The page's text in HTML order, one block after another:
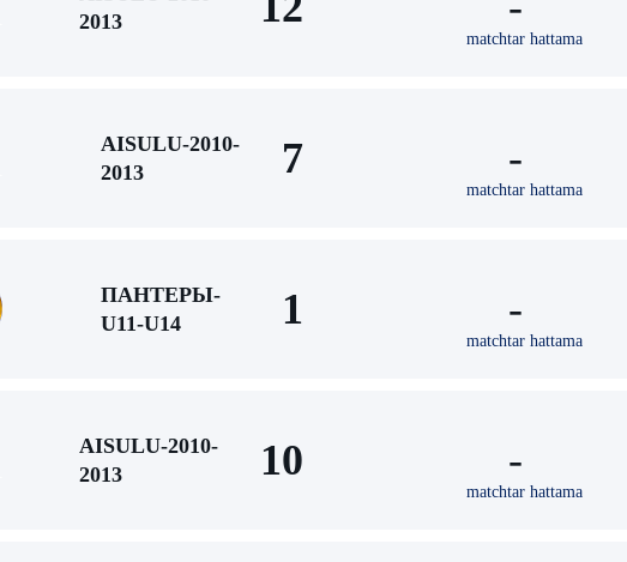
2013
matchtar hattama
AISULU-2010-
2013
7 -
matchtar hattama
ПАНТЕРЫ-
U11-U14
1 -
matchtar hattama
AISULU-2010-
2013
10 -
matchtar hattama